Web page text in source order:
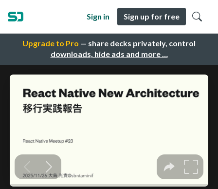
Upgrade to Pro — share decks privately, control
downloads, hide ads and more …
Sign in Sign up for free